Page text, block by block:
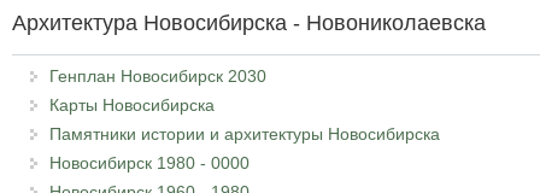
Архитектура Новосибирска - Новониколаевска
Генплан Новосибирск 2030
Карты Новосибирска
Памятники истории и архитектуры Новосибирска
Новосибирск 1980 - 0000